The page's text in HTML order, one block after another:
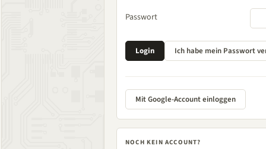
Passwort
Mit Google-Account einloggen
NOCH KEIN ACCOUNT?